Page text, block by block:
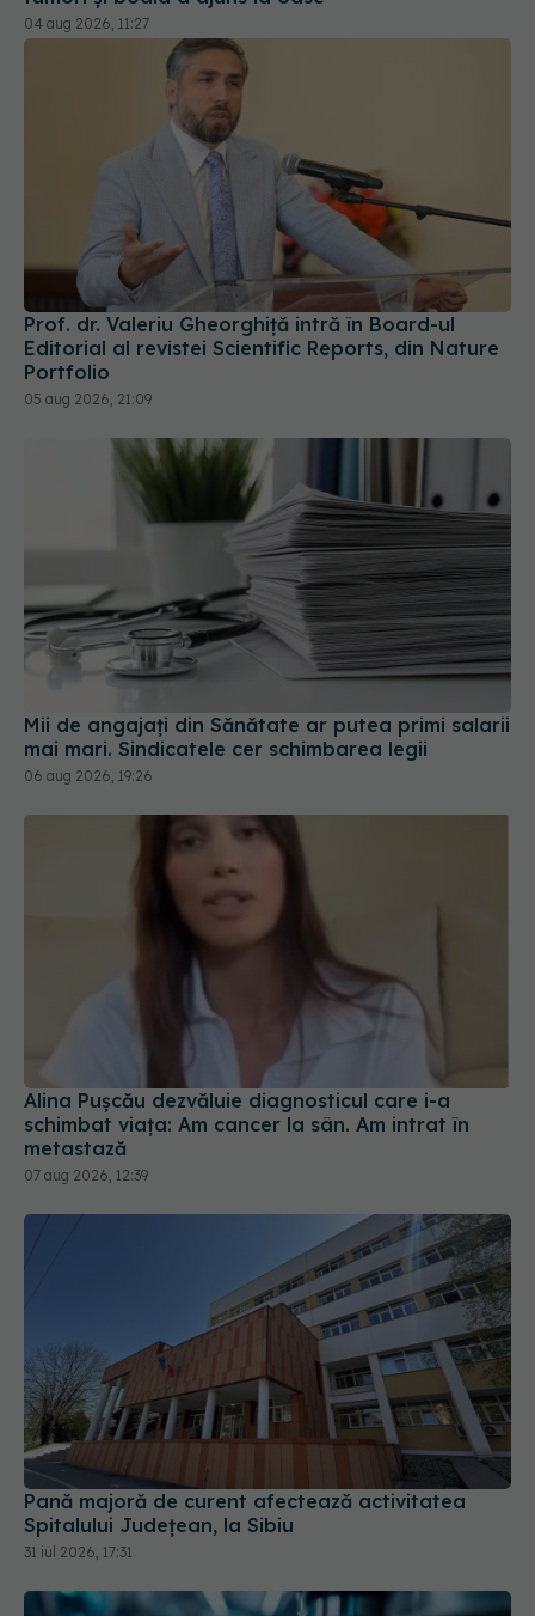
Prof. dr. Valeriu Gheorghiță intră în Board-ul
Editorial al revistei Scientific Reports, din Nature
Portfolio
05 aug 2026, 21:09
Mii de angajați din Sănătate ar putea primi salarii
mai mari. Sindicatele cer schimbarea legii
06 aug 2026, 19:26
Alina Pușcău dezvăluie diagnosticul care i-a
schimbat viața: Am cancer la sân. Am intrat în
Pană majoră de curent afectează activitatea
Spitalului Județean, la Sibiu
31 iul 2026, 17:31